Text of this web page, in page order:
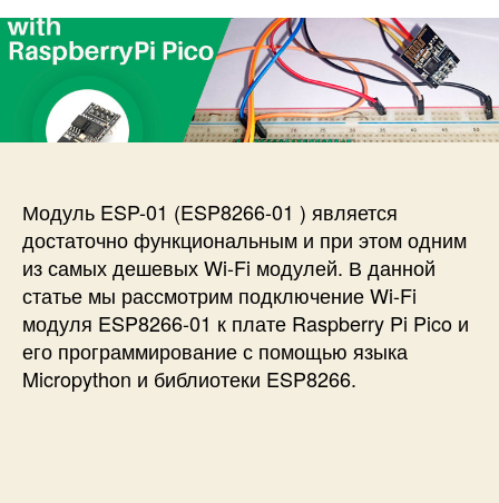
р
з
а
п
и
с
з
а
п
с
и
п
и
с
и
П
к
л
ю
ч
е
н
и
е
Модуль ESP-01 (ESP8266-01 ) является
достаточно функциональным и при этом одним
из самых дешевых Wi-Fi модулей. В данной
статье мы рассмотрим подключение Wi-Fi
модуля ESP8266-01 к плате Raspberry Pi Pico и
его программирование с помощью языка
Micropython и библиотеки ESP8266.